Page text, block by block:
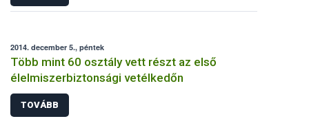
2014. december 5., péntek
Több mint 60 osztály vett részt az első
élelmiszerbiztonsági vetélkedőn
TOVÁBB